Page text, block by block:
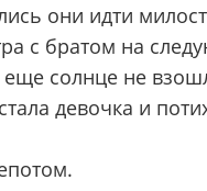
они идти
с братом на
еще солнце не
девочка и